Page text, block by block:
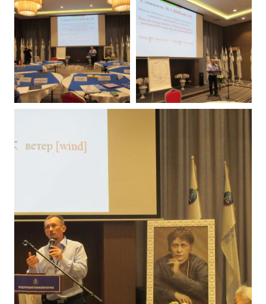
Открытая школа теософии
Фотоматериалы
Видео
ГОВОРЯТ ТЕОСОФЫ. Рубрика «Вопрос-Ответ»
Семинары
Плейлист "Международный научно-исследовательский
Плейлист "«Тайная Доктрина» Класс онлайн изучения"
Плейлист "Выпуски рубрики «ТЕОСОФСКИЙ КВИЗИ»"
ПОДДЕРЖАТЬ ФОНД
Пожертвовать денежные средства
Стать волонтером